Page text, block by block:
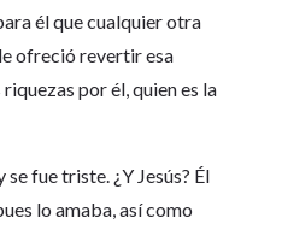
él que cualquier otra
ofreció revertir esa
por él, quien es la
fue triste. ¿Y Jesús? Él
lo amaba, así como